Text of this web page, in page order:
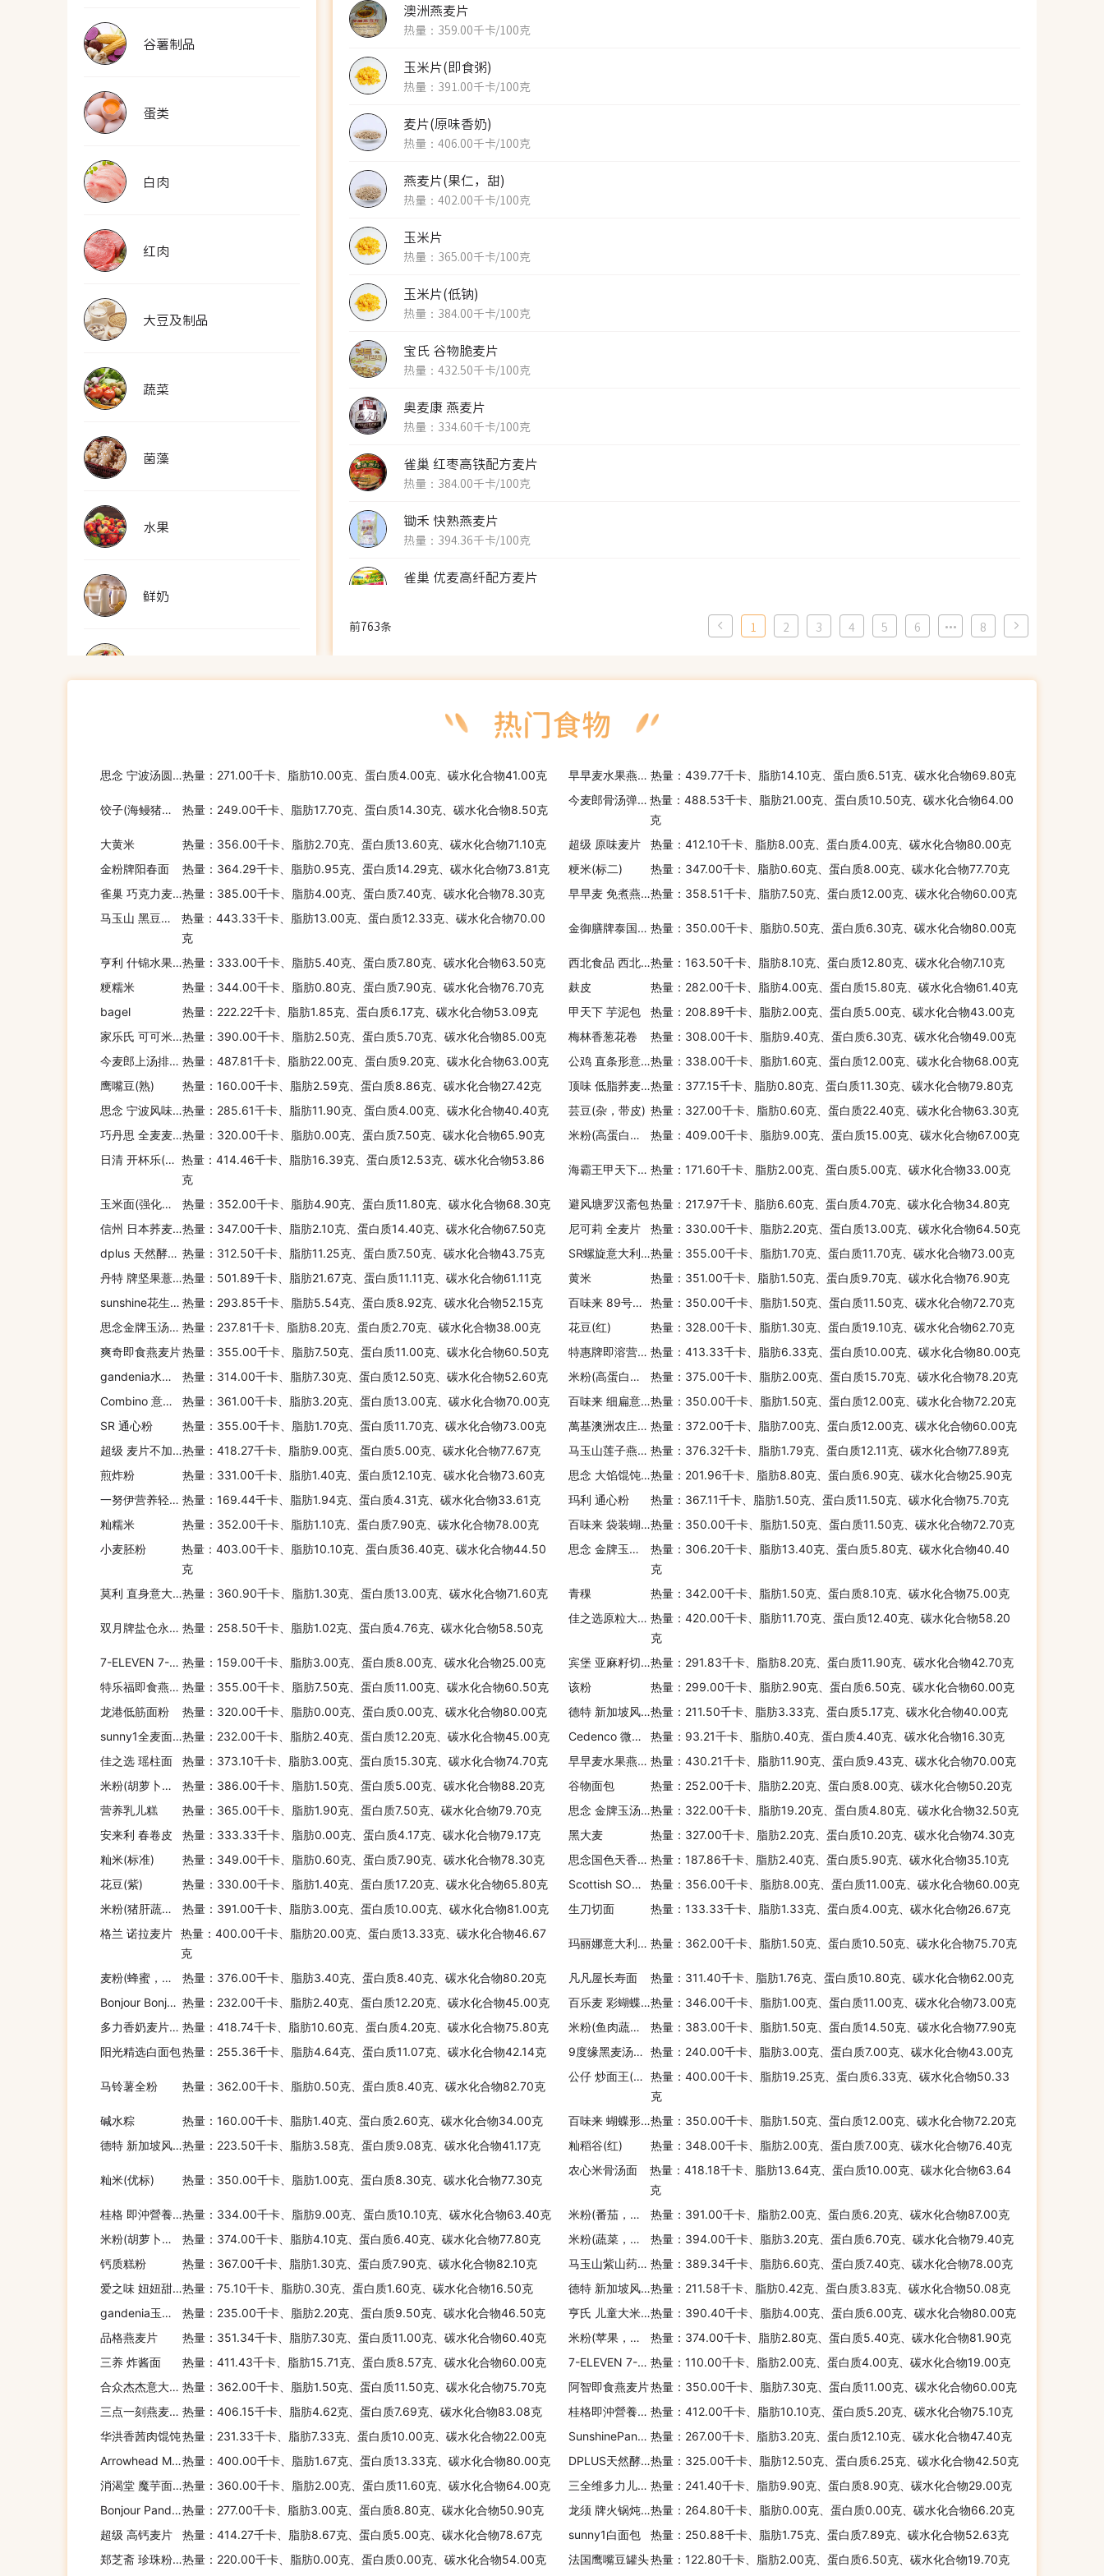
谷薯制品
蛋类
白肉
红肉
大豆及制品
蔬菜
菌藻
水果
鲜奶
奶酪
植物油
坚果种子
糖和蜂蜜
调味料
调味酱
酱菜
固体饮料
无糖茶饮
酒精饮料
纯果蔬汁饮料
含糖饮料
乳饮料
碳酸饮料
无糖咖啡
点心
零食
冷饮
营养保健
澳洲燕麦片
热量：359.00千卡/100克
玉米片(即食粥)
热量：391.00千卡/100克
麦片(原味香奶)
热量：406.00千卡/100克
燕麦片(果仁，甜)
热量：402.00千卡/100克
玉米片
热量：365.00千卡/100克
玉米片(低钠)
热量：384.00千卡/100克
宝氏 谷物脆麦片
热量：432.50千卡/100克
奥麦康 燕麦片
热量：334.60千卡/100克
雀巢 红枣高铁配方麦片
热量：384.00千卡/100克
锄禾 快熟燕麦片
热量：394.36千卡/100克
雀巢 优麦高纤配方麦片
热量：368.07千卡/100克
热量：380.00千卡/100克
超级 牌葡萄糖麦片
麦可爱免煮燕麦片
热量：370.46千卡/100克
早早麦有机燕麦片
皇巢燕麦片
热量：355.00千卡/100克
超级 麦片核桃味
理想 快熟燕麦片
热量：403.44千卡/100克
金味 纯生燕麦片
热量：383.13千卡/100克
约克 燕麦片
热量：368.10千卡/100克
苦荞麦片(无糖)
热量：411.00千卡/100克
王氏 免煮燕麦片
热量：256.20千卡/100克
早早麦水果燕麦片橘子口味
超级 原味麦片
热量：412.10千卡/100克
早早麦 免煮燕麦片
热量：358.51千卡/100克
马玉山 黑豆全谷滋养餐
热量：443.33千卡/100克
亨利 什锦水果干原味麦片
家乐氏 可可米早餐麦片
热量：390.00千卡/100克
巧丹思 全麦麦片
热量：320.00千卡/100克
尼可莉 全麦片
热量：330.00千卡/100克
热量：355.00千卡/100克
特惠牌即溶营养麦片巧克力口味
热量：413.33千卡/100克
萬基澳洲农庄燕麦片
超级 麦片不加蔗糖麦片
热量：418.27千卡/100克
佳之选原粒大燕麦片
热量：355.00千卡/100克
热量：299.00千卡/100克
早早麦水果燕麦片(苹果葡萄口味)
热量：430.21千卡/100克
热量：356.00千卡/100克
格兰 诺拉麦片
热量：400.00千卡/100克
多力香奶麦片(原味)
热量：418.74千卡/100克
桂格 即沖營養燕麥片原味
热量：334.00千卡/100克
品格燕麦片
阿智即食燕麦片
前763条 1 2 3 4 5 6 8
思念 宁波汤圆玉珍珠黑芝麻热量：271.00千卡、脂肪10.00克、蛋白质4.00克、碳水化合物41.00克 早早麦水果燕麦片橘子口味 热量：439.77千卡、脂肪14.10克、蛋白质6.51克、碳水化合物69.80克
饺子(海鳗猪肉馅) 热量：249.00千卡、脂肪17.70克、蛋白质14.30克、碳水化合物8.50克
今麦郎骨汤弹面(辣浓汤排骨面) 热量：488.53千卡、脂肪21.00克、蛋白质10.50克、碳水化合物64.00
克
大黄米
热量：356.00千卡、脂肪2.70克、蛋白质13.60克、碳水化合物71.10克 超级 原味麦片
热量：412.10千卡、脂肪8.00克、蛋白质4.00克、碳水化合物80.00克
金粉牌阳春面
热量：364.29千卡、脂肪0.95克、蛋白质14.29克、碳水化合物73.81克 粳米(标二)
热量：347.00千卡、脂肪0.60克、蛋白质8.00克、碳水化合物77.70克
雀巢 巧克力麦片球热量：385.00千卡、脂肪4.00克、蛋白质7.40克、碳水化合物78.30克 早早麦 免煮燕麦片热量：358.51千卡、脂肪7.50克、蛋白质12.00克、碳水化合物60.00克
马玉山 黑豆全谷滋养餐
热量：443.33千卡、脂肪13.00克、蛋白质12.33克、碳水化合物70.00
克
金御膳牌泰国香米 热量：350.00千卡、脂肪0.50克、蛋白质6.30克、碳水化合物80.00克
亨利 什锦水果干原味麦片热量：333.00千卡、脂肪5.40克、蛋白质7.80克、碳水化合物63.50克 西北食品 西北火锅饺(花枝饺)热量：163.50千卡、脂肪8.10克、蛋白质12.80克、碳水化合物7.10克
粳糯米
热量：344.00千卡、脂肪0.80克、蛋白质7.90克、碳水化合物76.70克 麸皮
热量：282.00千卡、脂肪4.00克、蛋白质15.80克、碳水化合物61.40克
bagel
热量：222.22千卡、脂肪1.85克、蛋白质6.17克、碳水化合物53.09克 甲天下 芋泥包
热量：208.89千卡、脂肪2.00克、蛋白质5.00克、碳水化合物43.00克
家乐氏 可可米早餐麦片热量：390.00千卡、脂肪2.50克、蛋白质5.70克、碳水化合物85.00克 梅林香葱花卷
热量：308.00千卡、脂肪9.40克、蛋白质6.30克、碳水化合物49.00克
今麦郎上汤排骨味弹面 热量：487.81千卡、脂肪22.00克、蛋白质9.20克、碳水化合物63.00克 公鸡 直条形意大利面热量：338.00千卡、脂肪1.60克、蛋白质12.00克、碳水化合物68.00克
鹰嘴豆(熟)
热量：160.00千卡、脂肪2.59克、蛋白质8.86克、碳水化合物27.42克 顶味 低脂荞麦泡食面热量：377.15千卡、脂肪0.80克、蛋白质11.30克、碳水化合物79.80克
思念 宁波风味汤圆热量：285.61千卡、脂肪11.90克、蛋白质4.00克、碳水化合物40.40克 芸豆(杂，带皮) 热量：327.00千卡、脂肪0.60克、蛋白质22.40克、碳水化合物63.30克
巧丹思 全麦麦片热量：320.00千卡、脂肪0.00克、蛋白质7.50克、碳水化合物65.90克 米粉(高蛋白，雀巢 )
热量：409.00千卡、脂肪9.00克、蛋白质15.00克、碳水化合物67.00克
日清 开杯乐(虾仁原味) 热量：414.46千卡、脂肪16.39克、蛋白质12.53克、碳水化合物53.86
克
海霸王甲天下锦花卷 热量：171.60千卡、脂肪2.00克、蛋白质5.00克、碳水化合物33.00克
玉米面(强化豆粉) 热量：352.00千卡、脂肪4.90克、蛋白质11.80克、碳水化合物68.30克 避风塘罗汉斋包热量：217.97千卡、脂肪6.60克、蛋白质4.70克、碳水化合物34.80克
信州 日本荞麦面热量：347.00千卡、脂肪2.10克、蛋白质14.40克、碳水化合物67.50克 尼可莉 全麦片
热量：330.00千卡、脂肪2.20克、蛋白质13.00克、碳水化合物64.50克
dplus 天然酵母面包HokkaidoCream 热量：312.50千卡、脂肪11.25克、蛋白质7.50克、碳水化合物43.75克 SR螺旋意大利面热量：355.00千卡、脂肪1.70克、蛋白质11.70克、碳水化合物73.00克
丹特 牌坚果薏米营养粉热量：501.89千卡、脂肪21.67克、蛋白质11.11克、碳水化合物61.11克 黄米
热量：351.00千卡、脂肪1.50克、蛋白质9.70克、碳水化合物76.90克
sunshine花生奶油面包 热量：293.85千卡、脂肪5.54克、蛋白质8.92克、碳水化合物52.15克 百味来 89号袋装意大利面
热量：350.00千卡、脂肪1.50克、蛋白质11.50克、碳水化合物72.70克
思念金牌玉汤圆紫玉板栗 热量：237.81千卡、脂肪8.20克、蛋白质2.70克、碳水化合物38.00克 花豆(红)
热量：328.00千卡、脂肪1.30克、蛋白质19.10克、碳水化合物62.70克
爽奇即食燕麦片热量：355.00千卡、脂肪7.50克、蛋白质11.00克、碳水化合物60.50克 特惠牌即溶营养麦片巧克力口味 热量：413.33千卡、脂肪6.33克、蛋白质10.00克、碳水化合物80.00克
gandenia水果果仁面包
热量：314.00千卡、脂肪7.30克、蛋白质12.50克、碳水化合物52.60克 米粉(高蛋白，亨氏)
热量：375.00千卡、脂肪2.00克、蛋白质15.70克、碳水化合物78.20克
Combino 意大利原味面条
热量：361.00千卡、脂肪3.20克、蛋白质13.00克、碳水化合物70.00克 百味来 细扁意大利通心粉热量：350.00千卡、脂肪1.50克、蛋白质12.00克、碳水化合物72.20克
SR 通心粉
热量：355.00千卡、脂肪1.70克、蛋白质11.70克、碳水化合物73.00克 萬基澳洲农庄燕麦片 热量：372.00千卡、脂肪7.00克、蛋白质12.00克、碳水化合物60.00克
超级 麦片不加蔗糖麦片热量：418.27千卡、脂肪9.00克、蛋白质5.00克、碳水化合物77.67克 马玉山莲子燕麦薏仁浆 热量：376.32千卡、脂肪1.79克、蛋白质12.11克、碳水化合物77.89克
煎炸粉
热量：331.00千卡、脂肪1.40克、蛋白质12.10克、碳水化合物73.60克 思念 大馅馄饨(菜肉)热量：201.96千卡、脂肪8.80克、蛋白质6.90克、碳水化合物25.90克
一努伊营养轻食紫菜蛋花绿豆粉丝 热量：169.44千卡、脂肪1.94克、蛋白质4.31克、碳水化合物33.61克 玛利 通心粉
热量：367.11千卡、脂肪1.50克、蛋白质11.50克、碳水化合物75.70克
籼糯米
热量：352.00千卡、脂肪1.10克、蛋白质7.90克、碳水化合物78.00克 百味来 袋装蝴蝶意大利通心粉热量：350.00千卡、脂肪1.50克、蛋白质11.50克、碳水化合物72.70克
小麦胚粉
热量：403.00千卡、脂肪10.10克、蛋白质36.40克、碳水化合物44.50
克
思念 金牌玉汤圆白玉黑芝麻
热量：306.20千卡、脂肪13.40克、蛋白质5.80克、碳水化合物40.40
克
莫利 直身意大利面热量：360.90千卡、脂肪1.30克、蛋白质13.00克、碳水化合物71.60克 青稞 热量：342.00千卡、脂肪1.50克、蛋白质8.10克、碳水化合物75.00克
双月牌盐仓永安姚氏年糕 热量：258.50千卡、脂肪1.02克、蛋白质4.76克、碳水化合物58.50克
佳之选原粒大燕麦片 热量：420.00千卡、脂肪11.70克、蛋白质12.40克、碳水化合物58.20
克
7-ELEVEN 7-11拿波里肉酱意大利面 热量：159.00千卡、脂肪3.00克、蛋白质8.00克、碳水化合物25.00克 宾堡 亚麻籽切片(4片装)热量：291.83千卡、脂肪8.20克、蛋白质11.90克、碳水化合物42.70克
特乐福即食燕麦片 热量：355.00千卡、脂肪7.50克、蛋白质11.00克、碳水化合物60.50克 该粉
热量：299.00千卡、脂肪2.90克、蛋白质6.50克、碳水化合物60.00克
龙港低筋面粉
热量：320.00千卡、脂肪0.00克、蛋白质0.00克、碳水化合物80.00克 德特 新加坡风味饭条-鸡肉蘑菇热量：211.50千卡、脂肪3.33克、蛋白质5.17克、碳水化合物40.00克
sunny1全麦面包热量：232.00千卡、脂肪2.40克、蛋白质12.20克、碳水化合物45.00克 Cedenco 微波甜玉米
热量：93.21千卡、脂肪0.40克、蛋白质4.40克、碳水化合物16.30克
佳之选 瑶柱面
热量：373.10千卡、脂肪3.00克、蛋白质15.30克、碳水化合物74.70克 早早麦水果燕麦片(苹果葡萄口味) 热量：430.21千卡、脂肪11.90克、蛋白质9.43克、碳水化合物70.00克
米粉(胡萝卜，亨氏)
热量：386.00千卡、脂肪1.50克、蛋白质5.00克、碳水化合物88.20克 谷物面包
热量：252.00千卡、脂肪2.20克、蛋白质8.00克、碳水化合物50.20克
营养乳儿糕
热量：365.00千卡、脂肪1.90克、蛋白质7.50克、碳水化合物79.70克 思念 金牌玉汤圆彩玉八宝热量：322.00千卡、脂肪19.20克、蛋白质4.80克、碳水化合物32.50克
安来利 春卷皮
热量：333.33千卡、脂肪0.00克、蛋白质4.17克、碳水化合物79.17克 黑大麦
热量：327.00千卡、脂肪2.20克、蛋白质10.20克、碳水化合物74.30克
籼米(标准)
热量：349.00千卡、脂肪0.60克、蛋白质7.90克、碳水化合物78.30克 思念国色天香玉米肉粽 热量：187.86千卡、脂肪2.40克、蛋白质5.90克、碳水化合物35.10克
花豆(紫)
热量：330.00千卡、脂肪1.40克、蛋白质17.20克、碳水化合物65.80克 Scottish SO有机燕麦片
热量：356.00千卡、脂肪8.00克、蛋白质11.00克、碳水化合物60.00克
米粉(猪肝蔬菜，亨氏)
热量：391.00千卡、脂肪3.00克、蛋白质10.00克、碳水化合物81.00克 生刀切面
热量：133.33千卡、脂肪1.33克、蛋白质4.00克、碳水化合物26.67克
格兰 诺拉麦片
热量：400.00千卡、脂肪20.00克、蛋白质13.33克、碳水化合物46.67
克
玛丽娜意大利扁面条 热量：362.00千卡、脂肪1.50克、蛋白质10.50克、碳水化合物75.70克
麦粉(蜂蜜，雀巢 ) 热量：376.00千卡、脂肪3.40克、蛋白质8.40克、碳水化合物80.20克 凡凡屋长寿面
热量：311.40千卡、脂肪1.76克、蛋白质10.80克、碳水化合物62.00克
Bonjour Bonjour全麦面包 热量：232.00千卡、脂肪2.40克、蛋白质12.20克、碳水化合物45.00克 百乐麦 彩蝴蝶阶段面热量：346.00千卡、脂肪1.00克、蛋白质11.00克、碳水化合物73.00克
多力香奶麦片(原味) 热量：418.74千卡、脂肪10.60克、蛋白质4.20克、碳水化合物75.80克 米粉(鱼肉蔬菜，亨氏)
热量：383.00千卡、脂肪1.50克、蛋白质14.50克、碳水化合物77.90克
阳光精选白面包热量：255.36千卡、脂肪4.64克、蛋白质11.07克、碳水化合物42.14克 9度缘黑麦汤种面包 热量：240.00千卡、脂肪3.00克、蛋白质7.00克、碳水化合物43.00克
马铃薯全粉 热量：362.00千卡、脂肪0.50克、蛋白质8.40克、碳水化合物82.70克
公仔 炒面王(特式香辣酱) 热量：400.00千卡、脂肪19.25克、蛋白质6.33克、碳水化合物50.33
克
碱水粽
热量：160.00千卡、脂肪1.40克、蛋白质2.60克、碳水化合物34.00克 百味来 蝴蝶形意大利通心粉热量：350.00千卡、脂肪1.50克、蛋白质12.00克、碳水化合物72.20克
德特 新加坡风味饭条-什锦风味热量：223.50千卡、脂肪3.58克、蛋白质9.08克、碳水化合物41.17克 籼稻谷(红) 热量：348.00千卡、脂肪2.00克、蛋白质7.00克、碳水化合物76.40克
籼米(优标) 热量：350.00千卡、脂肪1.00克、蛋白质8.30克、碳水化合物77.30克
农心米骨汤面
热量：418.18千卡、脂肪13.64克、蛋白质10.00克、碳水化合物63.64
克
桂格 即沖營養燕麥片原味热量：334.00千卡、脂肪9.00克、蛋白质10.10克、碳水化合物63.40克 米粉(番茄，亨氏)
热量：391.00千卡、脂肪2.00克、蛋白质6.20克、碳水化合物87.00克
米粉(胡萝卜，雀巢 )
热量：374.00千卡、脂肪4.10克、蛋白质6.40克、碳水化合物77.80克 米粉(蔬菜，雀巢)
热量：394.00千卡、脂肪3.20克、蛋白质6.70克、碳水化合物79.40克
钙质糕粉
热量：367.00千卡、脂肪1.30克、蛋白质7.90克、碳水化合物82.10克 马玉山紫山药薏米露 热量：389.34千卡、脂肪6.60克、蛋白质7.40克、碳水化合物78.00克
爱之味 妞妞甜八宝热量：75.10千卡、脂肪0.30克、蛋白质1.60克、碳水化合物16.50克 德特 新加坡风味饭条-香甜红豆热量：211.58千卡、脂肪0.42克、蛋白质3.83克、碳水化合物50.08克
gandenia玉米面包
热量：235.00千卡、脂肪2.20克、蛋白质9.50克、碳水化合物46.50克 亨氏 儿童大米棒(香蕉蜂蜜口味)热量：390.40千卡、脂肪4.00克、蛋白质6.00克、碳水化合物80.00克
品格燕麦片
热量：351.34千卡、脂肪7.30克、蛋白质11.00克、碳水化合物60.40克 米粉(苹果，雀巢 )
热量：374.00千卡、脂肪2.80克、蛋白质5.40克、碳水化合物81.90克
三养 炸酱面
热量：411.43千卡、脂肪15.71克、蛋白质8.57克、碳水化合物60.00克 7-ELEVEN 7-11韩式泡菜凉面 热量：110.00千卡、脂肪2.00克、蛋白质4.00克、碳水化合物19.00克
合众杰杰意大利面 热量：362.00千卡、脂肪1.50克、蛋白质11.50克、碳水化合物75.70克 阿智即食燕麦片热量：350.00千卡、脂肪7.30克、蛋白质11.00克、碳水化合物60.00克
三点一刻燕麦薏仁露 热量：406.15千卡、脂肪4.62克、蛋白质7.69克、碳水化合物83.08克 桂格即沖營養燕麥片莓果味 热量：412.00千卡、脂肪10.10克、蛋白质5.20克、碳水化合物75.10克
华洪香茜肉馄饨热量：231.33千卡、脂肪7.33克、蛋白质10.00克、碳水化合物22.00克 SunshinePandanBread 热量：267.00千卡、脂肪3.20克、蛋白质12.10克、碳水化合物47.40克
Arrowhead Mills Arrowhead传统有机斯佩尔特麦片热量：400.00千卡、脂肪1.67克、蛋白质13.33克、碳水化合物80.00克 DPLUS天然酵母面包热量：325.00千卡、脂肪12.50克、蛋白质6.25克、碳水化合物42.50克
消渴堂 魔芋面粉(含麦麸)热量：360.00千卡、脂肪2.00克、蛋白质11.60克、碳水化合物64.00克 三全维多力儿童营养饺(鱼肉脆马蹄) 热量：241.40千卡、脂肪9.90克、蛋白质8.90克、碳水化合物29.00克
Bonjour Pandan Bread热量：277.00千卡、脂肪3.00克、蛋白质8.80克、碳水化合物50.90克 龙须 牌火锅炖粉热量：264.80千卡、脂肪0.00克、蛋白质0.00克、碳水化合物66.20克
超级 高钙麦片
热量：414.27千卡、脂肪8.67克、蛋白质5.00克、碳水化合物78.67克 sunny1白面包
热量：250.88千卡、脂肪1.75克、蛋白质7.89克、碳水化合物52.63克
郑芝斋 珍珠粉圆热量：220.00千卡、脂肪0.00克、蛋白质0.00克、碳水化合物54.00克 法国鹰嘴豆罐头热量：122.80千卡、脂肪2.00克、蛋白质6.50克、碳水化合物19.70克